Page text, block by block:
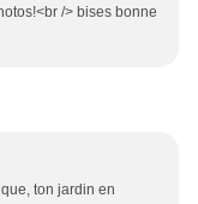
/> bises bonne
ton jardin en